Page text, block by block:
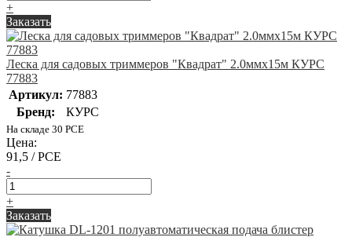
+
Заказать
Леска для садовых триммеров "Квадрат" 2.0ммх15м КУРС
77883
Артикул: 77883
Бренд:
КУРС
На складе 30 PCE
Цена:
91,5 / PCE
-
+
Заказать